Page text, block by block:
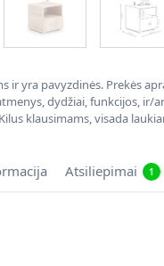
yra pavyzdinės. Prekės
dydžiai, funkcijos,
klausimams, visada
Atsiliepimai 1